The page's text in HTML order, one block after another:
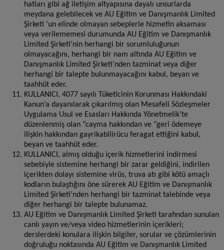
hatları gibi ağ iletişim altyapısına dayalı unsurlarda
meydana gelebilecek ve AU Eğitim ve Danışmanlık Limited
Şirketi ‘un elinde olmayan sebeplerle hizmetin aksaması
veya verilememesi durumunda AU Eğitim ve Danışmanlık
Limited Şirketi’nin herhangi bir sorumluluğunun
olmayacağını, herhangi bir nam altında AU Eğitim ve
Danışmanlık Limited Şirketi’nden tazminat veya diğer
herhangi bir talepte bulunmayacağını kabul, beyan ve
taahhüt eder.
KULLANICI, 4077 sayılı Tüketicinin Korunması Hakkındaki
Kanun’a dayanılarak çıkarılmış olan Mesafeli Sözleşmeler
Uygulama Usul ve Esasları Hakkında Yönetmelik’te
düzenlenmiş olan “cayma hakkından ve “geri ödemeye
ilişkin hakkından gayrikabilirücu feragat ettiğini kabul,
beyan ve taahhüt eder.
KULLANICI, almış olduğu içerik hizmetlerini indirmesi
sebebiyle sistemine herhangi bir zarar geldiğini, indirilen
içerikten dolayı sistemine virüs, truva atı gibi kötü amaçlı
kodların bulaştığını öne sürerek AU Eğitim ve Danışmanlık
Limited Şirketi’nden herhangi bir tazminat talebinde veya
diğer herhangi bir talepte bulunamaz.
AU Eğitim ve Danışmanlık Limited Şirketi tarafından sunulan
canlı yayın ve/veya video hizmetlerinin içerikleri;
derslerdeki konulara ilişkin bilgiler, sorular ve çözümlerinin
doğruluğu noktasında AU Eğitim ve Danışmanlık Limited